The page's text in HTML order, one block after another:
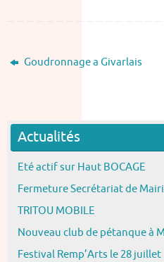
Goudronnage a Givarlais
Actualités
Eté actif sur Haut BOCAGE
Fermeture Secrétariat de
TRITOU MOBILE
Nouveau club de pétanque à
Festival Remp’Arts le 28 juillet